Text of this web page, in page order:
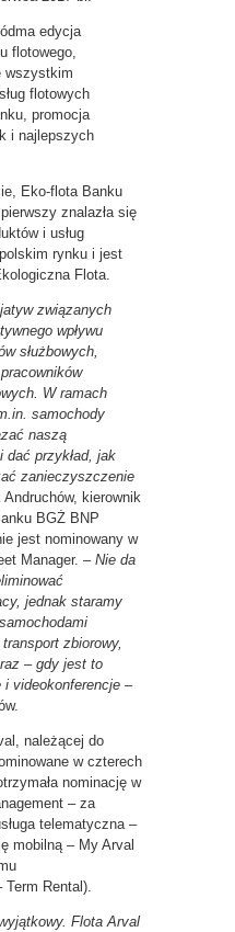
edycja
flotowego,
wszystkim
flotowych
promocja
i najlepszych
Eko-flota Banku
znalazła się
i usług
rynku i jest
Flota.
związanych
wpływu
służbowych,
W ramach
samochody
naszą
dać przykład, jak
zanieczyszczenie
Andruchów, kierownik
BGŻ BNP
jest nominowany w
Manager. – Nie da
jednak staramy
zbiorowy,
– gdy jest to
videokonferencje –
należącej do
w czterech
nominację w
– za
telematyczna –
mobilną – My Arval
Term Rental).
Flota Arval